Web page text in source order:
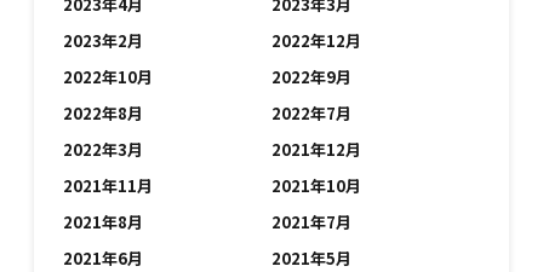
2023年2月
2022年12月
2022年10月
2022年9月
2022年8月
2022年7月
2022年3月
2021年12月
2021年11月
2021年10月
2021年8月
2021年7月
2021年6月
2021年5月